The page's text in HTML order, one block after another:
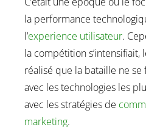
la performance
l’experience utilisateur.
la compétition s’intensifiait,
réalisé que la bataille ne
avec les technologies les
avec les stratégies de
marketing.